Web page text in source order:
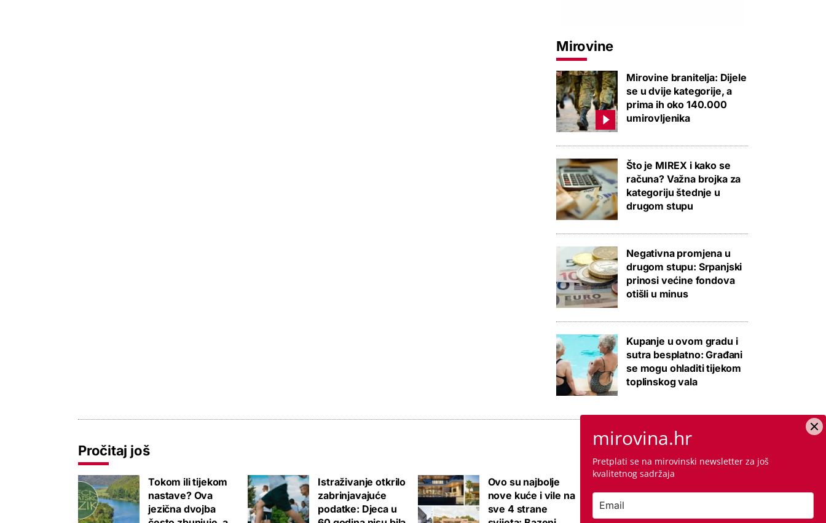
Mirovine
Mirovine branitelja: Dijele
se u dvije kategorije, a
prima ih oko 140.000
umirovljenika
Što je MIREX i kako se
računa? Važna brojka za
kategoriju štednje u
drugom stupu
Negativna promjena u
drugom stupu: Srpanjski
prinosi većine fondova
otišli u minus
Kupanje u ovom gradu i
sutra besplatno: Građani
se mogu ohladiti tijekom
toplinskog vala
Pročitaj još
Tokom ili tijekom
nastave? Ova
jezična dvojba
Istraživanje otkrilo
zabrinjavajuće
podatke: Djeca u
Ovo su najbolje
nove kuće i vile na
sve 4 strane
Nema više 'sin mi
se ženi pa izađi iz
mirovina.hr
Pretplati se na mirovinski newsletter za još
kvalitetnog sadržaja